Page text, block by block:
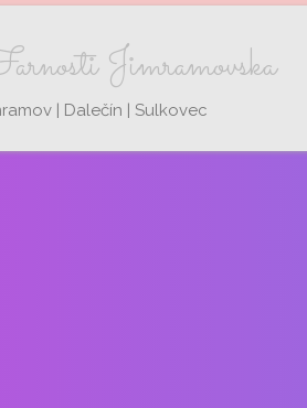
Jimramovska
| Dalečín | Sulkovec